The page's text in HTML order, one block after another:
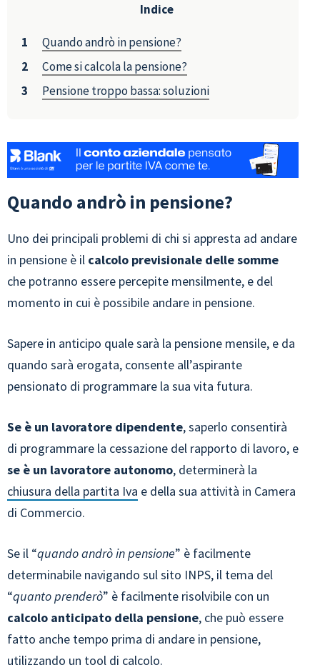
Indice
Quando andrò in pensione?
Come si calcola la pensione?
Pensione troppo bassa: soluzioni
Quando andrò in pensione?
Uno dei principali problemi di chi si appresta ad andare
in pensione è il calcolo previsionale delle somme
che potranno essere percepite mensilmente, e del
momento in cui è possibile andare in pensione.
Sapere in anticipo quale sarà la pensione mensile, e da
quando sarà erogata, consente all’aspirante
pensionato di programmare la sua vita futura.
Se è un lavoratore dipendente, saperlo consentirà
di programmare la cessazione del rapporto di lavoro, e
se è un lavoratore autonomo, determinerà la
chiusura della partita Iva e della sua attività in Camera
di Commercio.
Se il “quando andrò in pensione” è facilmente
determinabile navigando sul sito INPS, il tema del
“quanto prenderò” è facilmente risolvibile con un
calcolo anticipato della pensione, che può essere
fatto anche tempo prima di andare in pensione,
utilizzando un tool di calcolo.